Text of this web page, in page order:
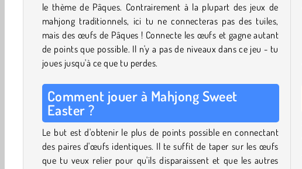
le thème de Pâques. Contrairement à la plupart des jeux de
mahjong traditionnels, ici tu ne connecteras pas des tuiles,
mais des œufs de Pâques ! Connecte les œufs et gagne autant
de points que possible. Il n'y a pas de niveaux dans ce jeu - tu
joues jusqu'à ce que tu perdes.
Comment jouer à Mahjong Sweet
Easter ?
Le but est d'obtenir le plus de points possible en connectant
des paires d'œufs identiques. Il te suffit de taper sur les œufs
que tu veux relier pour qu'ils disparaissent et que les autres